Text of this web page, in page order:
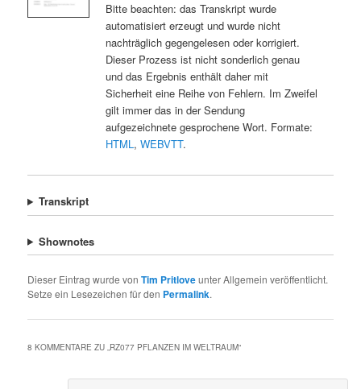
Bitte beachten: das Transkript wurde
automatisiert erzeugt und wurde nicht
nachträglich gegengelesen oder korrigiert.
Dieser Prozess ist nicht sonderlich genau
und das Ergebnis enthält daher mit
Sicherheit eine Reihe von Fehlern. Im Zweifel
gilt immer das in der Sendung
aufgezeichnete gesprochene Wort. Formate:
HTML, WEBVTT.
Transkript
Shownotes
Dieser Eintrag wurde vonTim Pritloveunter Allgemein veröffentlicht.
Setze ein Lesezeichen für den Permalink.
8 KOMMENTARE ZU „ RZ077 PFLANZEN IM WELTRAUM“